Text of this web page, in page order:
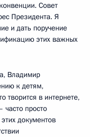
Совет
Президента. Я
и дать поручение
этих важных
Владимир
к детям,
творится в интернете,
часто просто
документов